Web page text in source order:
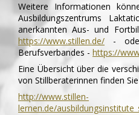
Weitere Informationen
Ausbildungszentrums
anerkannten Aus- und
https://www.stillen.de/ -
Berufsverbandes - https://
Eine Übersicht über die
von Stillberaterinnen finden
http://www.stillen-
lernen.de/